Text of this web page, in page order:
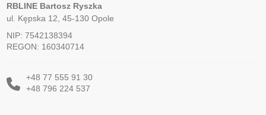
RBLINE Bartosz Ryszka
ul. Kępska 12, 45-130 Opole
NIP: 7542138394
REGON: 160340714
+48 77 555 91 30
+48 796 224 537